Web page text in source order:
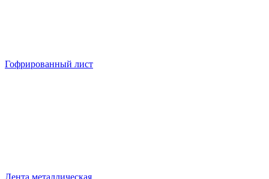
Гофрированный лист
Лента металлическая